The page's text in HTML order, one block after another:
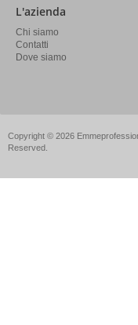
L'azienda
Chi siamo
Contatti
Dove siamo
Copyright © 2026
Reserved.